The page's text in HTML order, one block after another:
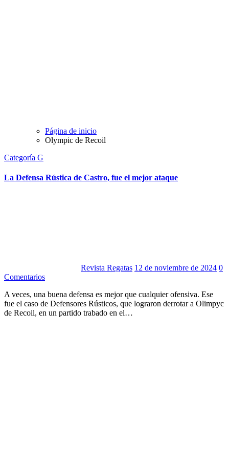
Página de inicio
Olympic de Recoil
Categoría G
La Defensa Rústica de Castro, fue el mejor ataque
Revista Regatas 12 de noviembre de 2024 0
Comentarios
A veces, una buena defensa es mejor que cualquier ofensiva. Ese
fue el caso de Defensores Rústicos, que lograron derrotar a Olimpyc
de Recoil, en un partido trabado en el…